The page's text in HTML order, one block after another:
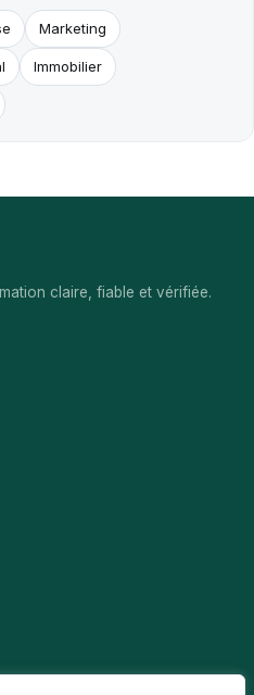
Marketing
Immobilier
claire, fiable et vérifiée.